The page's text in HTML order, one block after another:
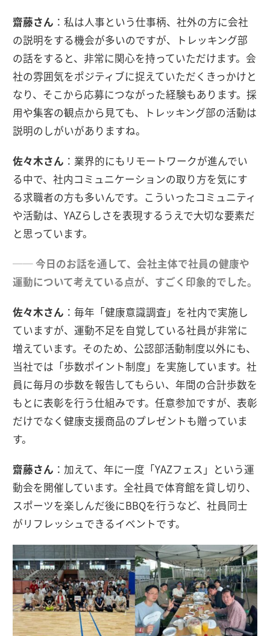
齋藤さん ：私は人事という仕事柄、社外の方に会社
の説明をする機会が多いのですが、トレッキング部
の話をすると、非常に関心を持っていただけます。会
社の雰囲気をポジティブに捉えていただくきっかけと
なり、そこから応募につながった経験もあります。採
用や集客の観点から見ても、トレッキング部の活動は
説明のしがいがありますね。
佐々木さん ：業界的にもリモートワークが進んでい
る中で、社内コミュニケーションの取り方を気にす
る求職者の方も多いんです。こういったコミュニティ
や活動は、YAZらしさを表現するうえで大切な要素だ
と思っています。
── 今日のお話を通して、会社主体で社員の健康や
運動について考えている点が、すごく印象的でした。
佐々木さん ：毎年「健康意識調査」を社内で実施し
ていますが、運動不足を自覚している社員が非常に
増えています。そのため、公認部活動制度以外にも、
当社では「歩数ポイント制度」を実施しています。社
員に毎月の歩数を報告してもらい、年間の合計歩数を
もとに表彰を行う仕組みです。任意参加ですが、表彰
だけでなく健康支援商品のプレゼントも贈っていま
す。
齋藤さん ：加えて、年に一度「YAZフェス」という運
動会を開催しています。全社員で体育館を貸し切り、
スポーツを楽しんだ後にBBQを行うなど、社員同士
がリフレッシュできるイベントです。